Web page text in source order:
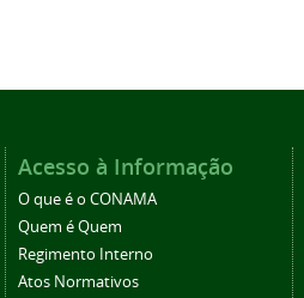
Acesso à Informação
O que é o CONAMA
Quem é Quem
Regimento Interno
Atos Normativos